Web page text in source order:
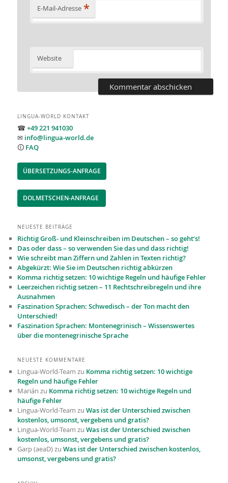
E-Mail-Adresse *
Website
LINGUA-WORLD KONTAKT
☎+49 221 941030
✉ info@lingua-world.de
🛈 FAQ
ÜBERSETZUNGS-ANFRAGE
DOLMETSCHEN-ANFRAGE
NEUESTE BEITRÄGE
Richtig Groß- und Kleinschreiben im Deutschen – so geht‘s!
Das oder dass – so verwenden Sie das und dass richtig!
Wie schreibt man Ziffern und Zahlen in Texten richtig?
Abgekürzt: Wie Sie im Deutschen richtig abkürzen
Komma richtig setzen: 10 wichtige Regeln und häufige Fehler
Leerzeichen richtig setzen – 11 Recht­schreibregeln und ihre
Ausnahmen
Faszination Sprachen: Schwedisch – der Ton macht den
Unterschied!
Faszination Sprachen: Montenegrinisch – Wissenswertes
über die montenegrinische Sprache
NEUESTE KOMMENTARE
Lingua-World-Team zu Komma richtig setzen: 10 wichtige
Regeln und häufige Fehler
Marián zu Komma richtig setzen: 10 wichtige Regeln und
häufige Fehler
Lingua-World-Team zuWas ist der Unterschied zwischen
kostenlos, umsonst, vergebens und gratis?
Lingua-World-Team zuWas ist der Unterschied zwischen
kostenlos, umsonst, vergebens und gratis?
Garp (aeaD)zuWas ist der Unterschied zwischen kostenlos,
umsonst, vergebens und gratis?